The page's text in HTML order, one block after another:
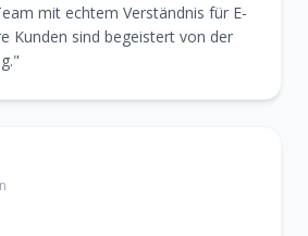
mit echtem Verständnis für E-
Kunden sind begeistert von der